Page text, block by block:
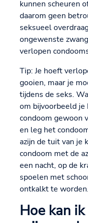
kunnen scheuren
daarom geen
seksueel
ongewenste
verlopen
Tip: Je hoeft
gooien, maar je
tijdens de seks.
om bijvoorbeeld
condoom gewoon
en leg het
azijn de tuit van je
condoom met de
een nacht, op de
spoelen met
ontkalkt te worden.
Hoe kan